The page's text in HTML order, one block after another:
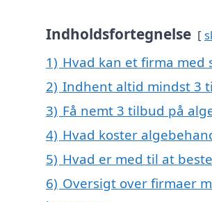
Indholdsfortegnelse
1) Hvad kan et firma med
2) Indhent altid mindst 3
3) Få nemt 3 tilbud på
4) Hvad koster
5) Hvad er med til at
6) Oversigt over firmaer